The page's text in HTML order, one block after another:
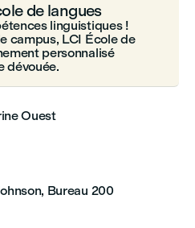
Ouest
Bureau 200
de langues
linguistiques !
campus, LCI École de
personnalisé
dévouée.